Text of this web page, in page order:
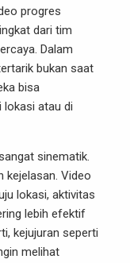
progres
dari tim
Dalam
bukan saat
bisa
lokasi atau di
sinematik.
kejelasan. Video
lokasi, aktivitas
lebih efektif
kejujuran seperti
melihat